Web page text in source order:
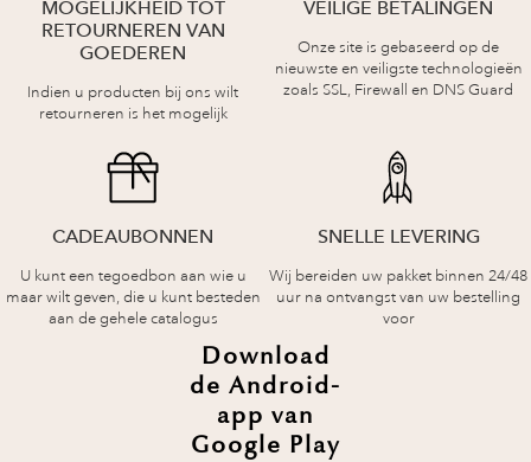
MOGELIJKHEID TOT
RETOURNEREN VAN
GOEDEREN
Indien u producten bij ons wilt
retourneren is het mogelijk
VEILIGE BETALINGEN
Onze site is gebaseerd op de
nieuwste en veiligste technologieën
zoals SSL, Firewall en DNS Guard
CADEAUBONNEN
U kunt een tegoedbon aan wie u
maar wilt geven, die u kunt besteden
aan de gehele catalogus
SNELLE LEVERING
Wij bereiden uw pakket binnen 24/48
uur na ontvangst van uw bestelling
voor
Download
de Android-
app van
Google Play